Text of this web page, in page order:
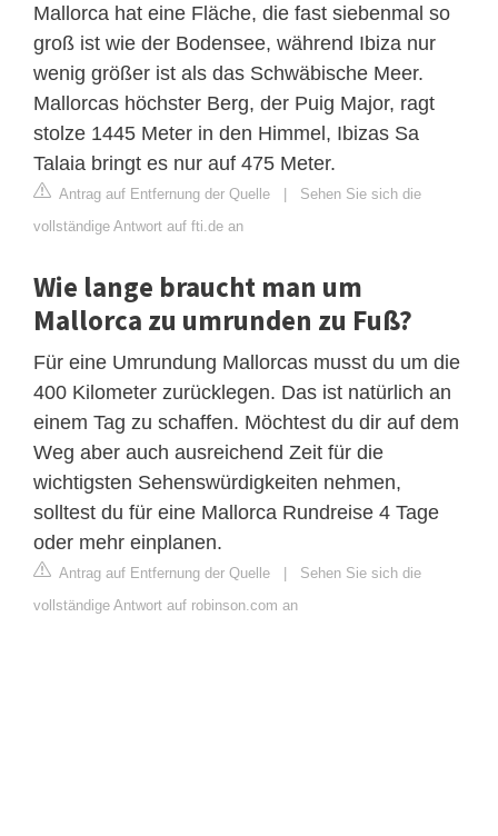
Mallorca hat eine Fläche, die fast siebenmal so
groß ist wie der Bodensee, während Ibiza nur
wenig größer ist als das Schwäbische Meer.
Mallorcas höchster Berg, der Puig Major, ragt
stolze 1445 Meter in den Himmel, Ibizas Sa
Talaia bringt es nur auf 475 Meter.
Antrag auf Entfernung der Quelle | Sehen Sie sich die
vollständige Antwort auf fti.de an
Wie lange braucht man um
Mallorca zu umrunden zu Fuß?
Für eine Umrundung Mallorcas musst du um die
400 Kilometer zurücklegen. Das ist natürlich an
einem Tag zu schaffen. Möchtest du dir auf dem
Weg aber auch ausreichend Zeit für die
wichtigsten Sehenswürdigkeiten nehmen,
solltest du für eine Mallorca Rundreise 4 Tage
oder mehr einplanen.
Antrag auf Entfernung der Quelle | Sehen Sie sich die
vollständige Antwort auf robinson.com an